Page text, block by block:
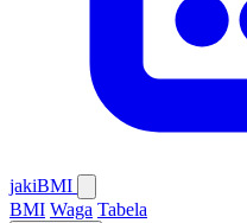
jakiBMI
BMI Waga Tabela